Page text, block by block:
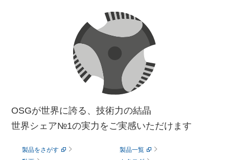
OSGが世界に誇る、技術力の結晶
世界シェア№1の実力をご実感いただけます
製品をさがす
製品一覧